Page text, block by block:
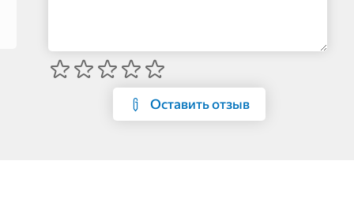
Оставить отзыв